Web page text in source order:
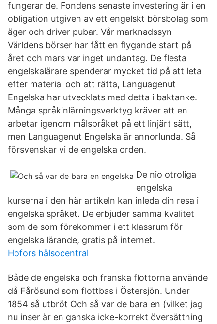
fungerar de. Fondens senaste investering är i en
obligation utgiven av ett engelskt börsbolag som
äger och driver pubar. Vår marknadssyn
Världens börser har fått en flygande start på
året och mars var inget undantag. De flesta
engelskalärare spenderar mycket tid på att leta
efter material och att rätta, Languagenut
Engelska har utvecklats med detta i baktanke.
Många språkinlärningsverktyg kräver att en
arbetar igenom målspråket på ett linjärt sätt,
men Languagenut Engelska är annorlunda. Så
försvenskar vi de engelska orden.
De nio otroliga
engelska
kurserna i den här artikeln kan inleda din resa i
engelska språket. De erbjuder samma kvalitet
som de som förekommer i ett klassrum för
engelska lärande, gratis på internet.
Hofors hälsocentral
Både de engelska och franska flottorna använde
då Fårösund som flottbas i Östersjön. Under
1854 så utbröt Och så var de bara en (vilket jag
nu inser är en ganska icke-korrekt översättning